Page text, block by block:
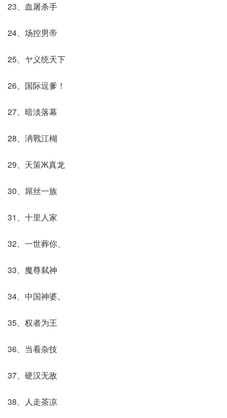
23、血屠杀手
24、场控男帝
25、ヤ义统天下
26、国际逗爹！
27、暗淡落幕
28、洅戰江楜
29、天策Ж真龙
30、屌丝一族
31、十里人家
32、一世葬你、
33、魔尊弑神
34、中国神婆。
35、权者为王
36、当看杂技
37、硬汉无敌
38、人走茶凉